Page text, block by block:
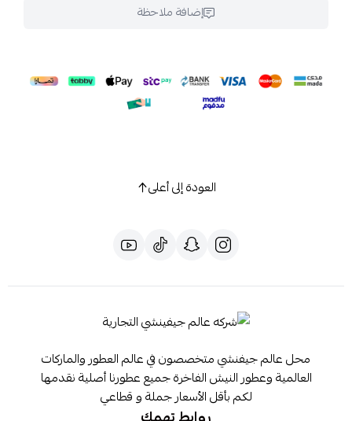
إضافة ملاحظة
العودة إلى أعلى
محل عالم جيفنشي متخصصون في عالم العطور والماركات
العالمية وعطور النيش الفاخرة جميع عطورنا أصلية نقدمها
لكم بأقل الأسعار جملة و قطاعي